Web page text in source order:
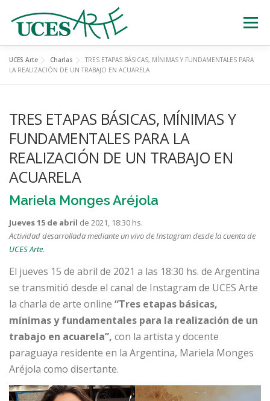
Menu
EXPOSICIONES TEATRO
MÚSICA ESTATUAS VIVIENTES
OTRAS ACTIVIDADES
UCES Arte Charlas
TRES ETAPAS BÁSICAS, MÍNIMAS Y FUNDAMENTALES PARA
LA REALIZACIÓN DE UN TRABAJO EN ACUARELA
TRES ETAPAS BÁSICAS, MÍNIMAS Y
FUNDAMENTALES PARA LA
REALIZACIÓN DE UN TRABAJO EN
ACUARELA
Mariela Monges Aréjola
Jueves 15 de abril de 2021, 18:30 hs.
Actividad desarrolladamediante un vivo de Instagram desde la cuenta de
UCES Arte.
El jueves 15 de abril de 2021 a las 18:30 hs. de Argentina
se transmitió desde el canal de Instagram de UCES Arte
la charla de arte online “Tres etapas básicas,
mínimas y fundamentales para la realización de un
trabajo en acuarela”, con la artista y docente
paraguaya residente en la Argentina, Mariela Monges
Aréjola como disertante.